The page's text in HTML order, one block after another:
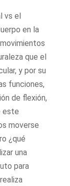
vs el
en la
que el
y por su
funciones,
de flexión,
este
moverse
¿qué
una
para